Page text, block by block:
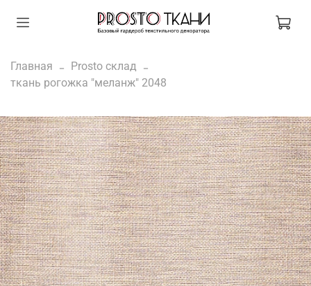
Главная
Prosto склад
ткань рогожка "меланж" 2048